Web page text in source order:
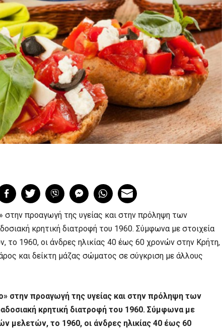
στην προαγωγή της υγείας και στην πρόληψη των
κρητική διατροφή του 1960. Σύμφωνα με στοιχεία
το 1960, οι άνδρες ηλικίας 40 έως 60 χρονών στην Κρήτη,
και δείκτη μάζας σώματος σε σύγκριση με άλλους
στην προαγωγή της υγείας και στην πρόληψη των
κρητική διατροφή του 1960. Σύμφωνα με
μελετών, το 1960, οι άνδρες ηλικίας 40 έως 60